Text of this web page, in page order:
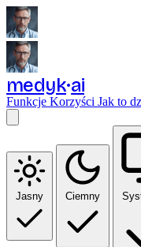
medyk ai
Funkcje Korzyści Jak to
Jasny Ciemny